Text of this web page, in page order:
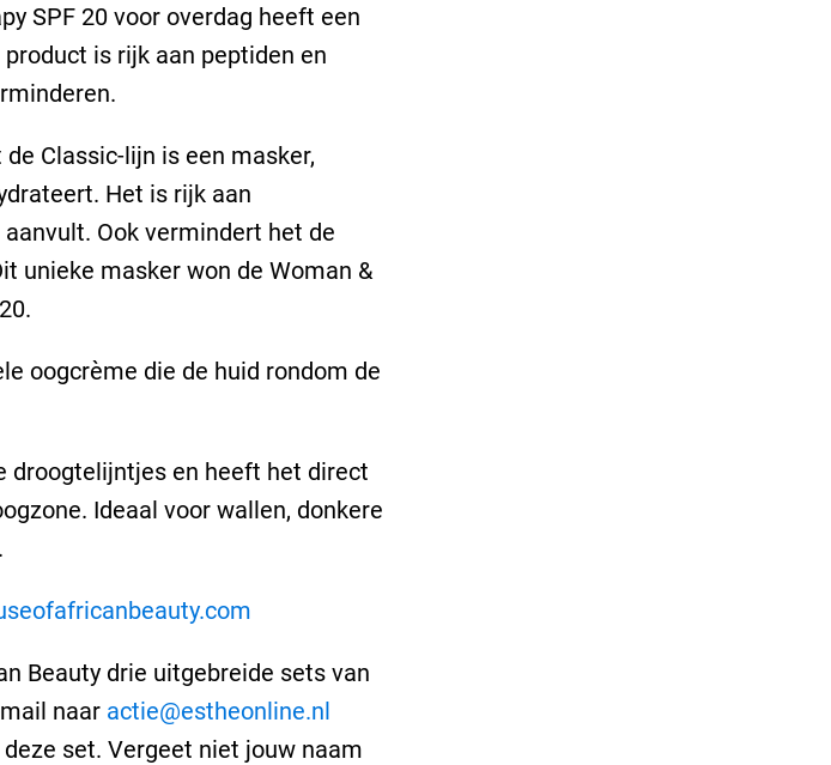
SPF 20 voor overdag heeft een
is rijk aan peptiden en
Classic-lijn is een masker,
Het is rijk aan
Ook vermindert het de
unieke masker won de Woman &
oogcrème die de huid rondom de
droogtelijntjes en heeft het direct
Ideaal voor wallen, donkere
Beauty drie uitgebreide sets van
naar actie@estheonline.nl
deze set. Vergeet niet jouw naam